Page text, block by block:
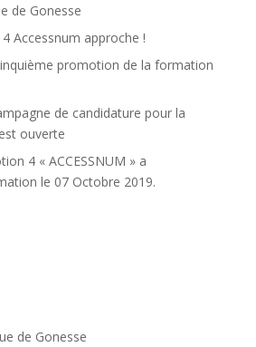
de Gonesse
Accessnum approche !
promotion de la formation
de candidature pour la
ouverte
4 « ACCESSNUM » a
le 07 Octobre 2019.
de Gonesse